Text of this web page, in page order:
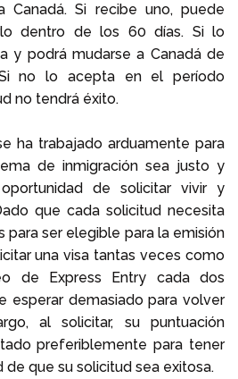
Canadá. Si recibe uno, puede
dentro de los 60 días. Si lo
y podrá mudarse a Canadá de
no lo acepta en el período
no tendrá éxito.
ha trabajado arduamente para
de inmigración sea justo y
de solicitar vivir y
que cada solicitud necesita
ser elegible para la emisión
una visa tantas veces como
de Express Entry cada dos
esperar demasiado para volver
al solicitar, su puntuación
preferiblemente para tener
que su solicitud sea exitosa.